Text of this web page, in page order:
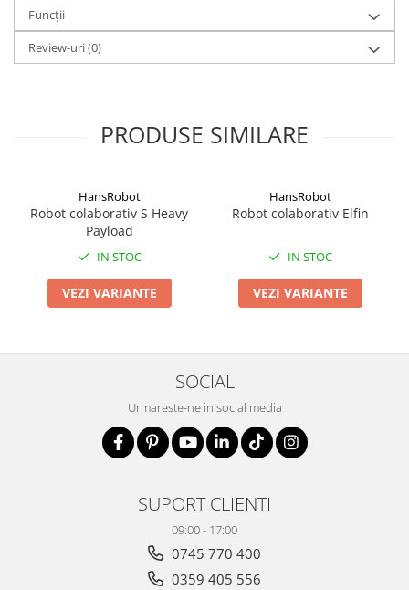
Funcții
Review-uri(0)
PRODUSE SIMILARE
HansRobot
Robot colaborativ S Heavy
Payload
IN STOC
VEZI VARIANTE
HansRobot
Robot colaborativ Elfin
IN STOC
VEZI VARIANTE
SOCIAL
Urmareste-ne in social media
SUPORT CLIENTI
09:00 - 17:00
0745 770 400
0359 405 556